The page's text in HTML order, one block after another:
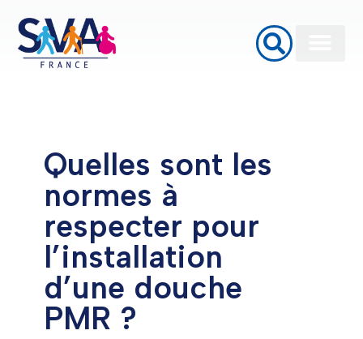
Quelles sont les
normes à
respecter pour
l’installation
d’une douche
PMR ?